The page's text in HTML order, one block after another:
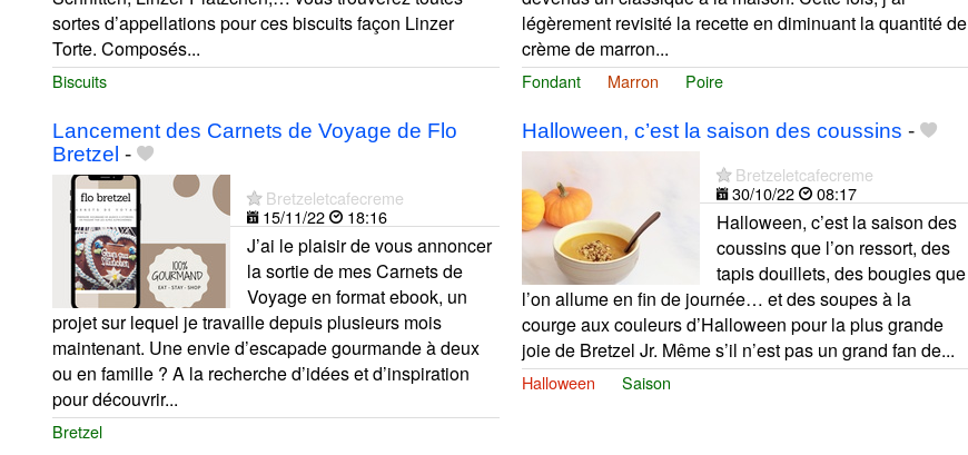
sortes d’appellations pour ces biscuits façon Linzer
Torte. Composés...
Biscuits
légèrement revisité la recette en diminuant la quantité de
crème de marron...
Fondant Marron Poire
Lancement des Carnets de Voyage de Flo
Bretzel -
Bretzeletcafecreme
15/11/22
18:16
J’ai le plaisir de vous annoncer
la sortie de mes Carnets de
Voyage en format ebook, un
projet sur lequel je travaille depuis plusieurs mois
maintenant. Une envie d’escapade gourmande à deux
ou en famille ? A la recherche d’idées et d’inspiration
pour découvrir...
Bretzel
Halloween, c’est la saison des coussins -
Bretzeletcafecreme
30/10/22
08:17
Halloween, c’est la saison des
coussins que l’on ressort, des
tapis douillets, des bougies que
l’on allume en fin de journée… et des soupes à la
courge aux couleurs d’Halloween pour la plus grande
joie de Bretzel Jr. Même s’il n’est pas un grand fan de...
Halloween Saison